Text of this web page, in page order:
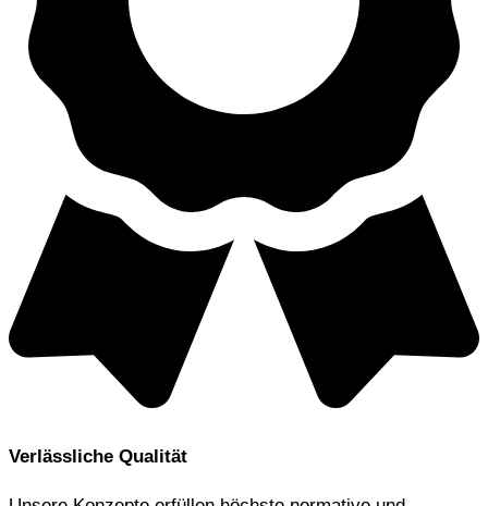
Verlässliche Qualität